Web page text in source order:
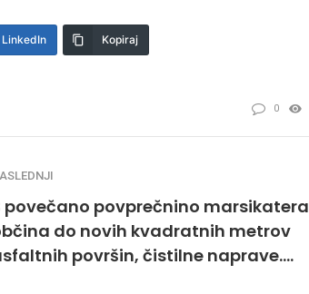
LinkedIn Kopiraj
0
povečano povprečnino marsikatera
do novih kvadratnih metrov
površin, čistilne naprave….